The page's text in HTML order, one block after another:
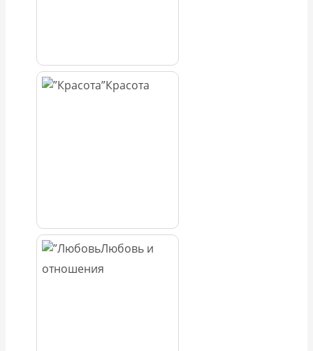
Красота
Любовь и
отношения